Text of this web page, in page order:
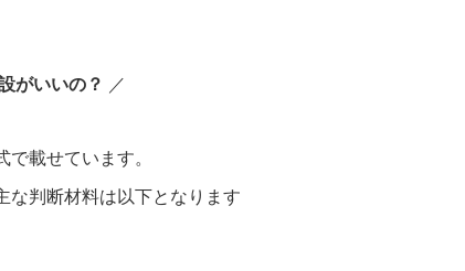
がいいの？ ／
載せています。
な判断材料は以下となります